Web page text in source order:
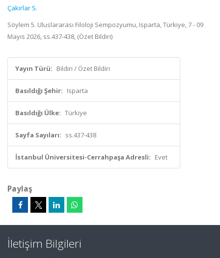
Çakırlar S.
Söylem 5. Uluslararası Filoloji Sempozyumu, Isparta, Türkiye, 7 - 09
Mayıs 2026, ss.437-438, (Özet Bildiri)
Yayın Türü: Bildiri / Özet Bildiri
Basıldığı Şehir: Isparta
Basıldığı Ülke: Türkiye
Sayfa Sayıları: ss.437-438
İstanbul Üniversitesi-Cerrahpaşa Adresli: Evet
Paylaş
İletişim Bilgileri